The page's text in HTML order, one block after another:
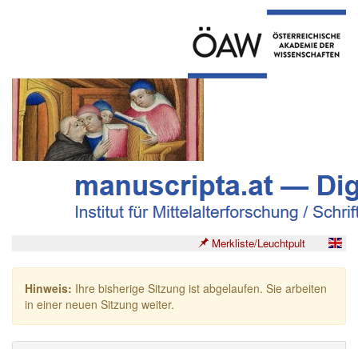
Merkliste/Leuchtpult
Hinweis: Ihre bisherige Sitzung ist abgelaufen. Sie arbeiten
in einer neuen Sitzung weiter.